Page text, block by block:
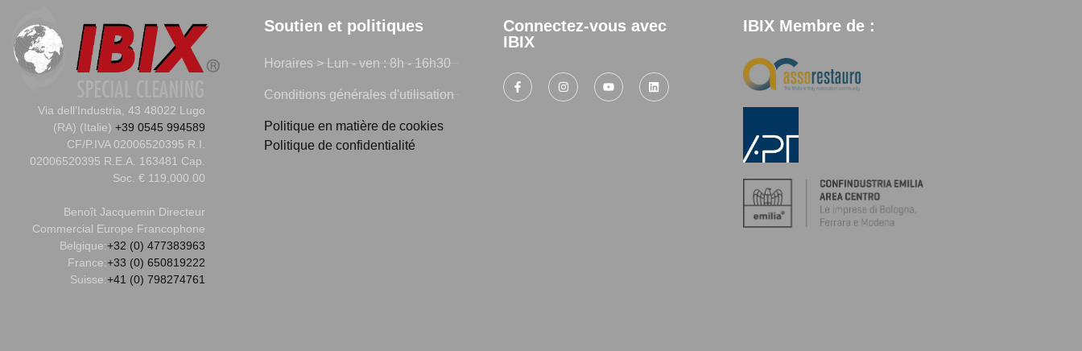
Via dell’Industria, 43 48022 Lugo
(RA) (Italie) +39 0545 994589
CF/P.IVA 02006520395 R.I.
02006520395 R.E.A. 163481 Cap.
Soc. € 119,000.00
Benoît Jacquemin Directeur
Commercial Europe Francophone
Belgique:+32 (0) 477383963
France:+33 (0) 650819222
Suisse:+41 (0) 798274761
Soutien et politiques
Horaires > Lun - ven : 8h - 16h30
Conditions générales d'utilisation
Politique en matière de cookies
Politique de confidentialité
Connectez-vous avec
IBIX
IBIX Membre de :